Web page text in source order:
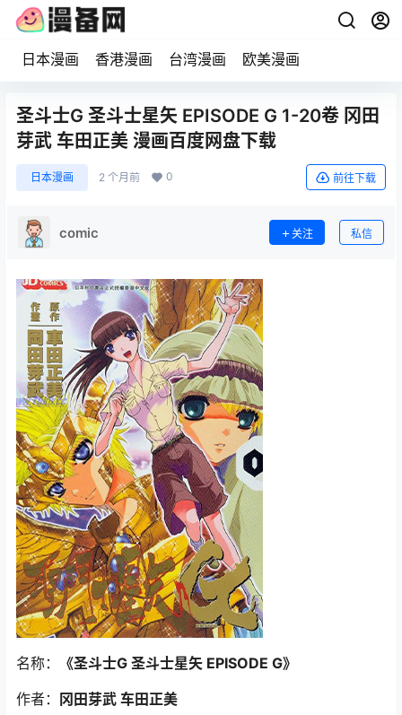
日本漫画 香港漫画 台湾漫画 欧美漫画
圣斗士G 圣斗士星矢 EPISODE G 1-20卷 冈田
芽武 车田正美 漫画百度网盘下载
日本漫画 2 个月前 0 前往下载
comic 关注 私信
名称：
《圣斗士G 圣斗士星矢 EPISODE G》
作者：
冈田芽武 车田正美